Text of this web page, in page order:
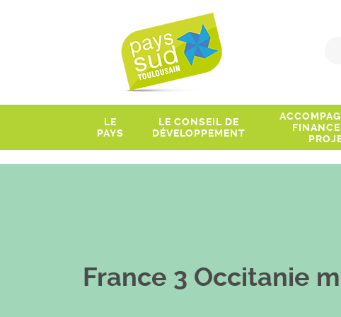
LE
PAYS
LE CONSEIL DE
DÉVELOPPEMENT
France 3 Occitanie